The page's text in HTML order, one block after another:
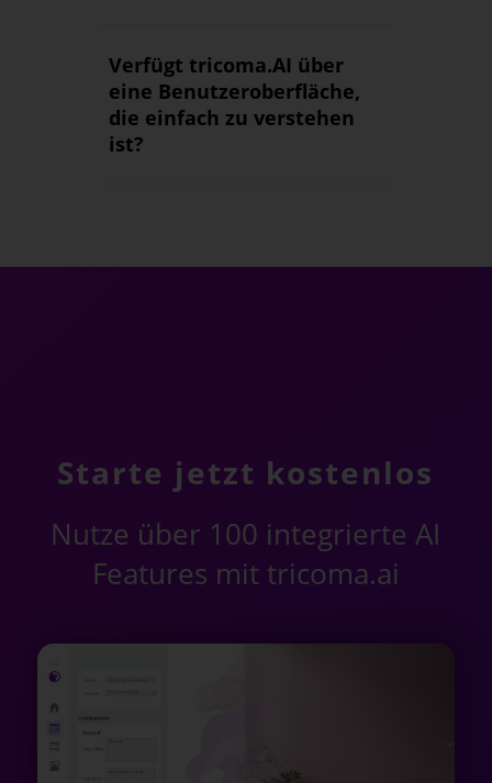
Verfügt tricoma.AI über
eine Benutzeroberfläche,
die einfach zu verstehen
ist?
Starte jetzt kostenlos
Nutze über 100 integrierte AI
Features mit tricoma.ai